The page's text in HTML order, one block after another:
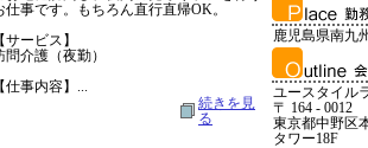
仕事です。もちろん直行直帰OK。
【サービス】
問介護（夜勤）
【仕事内容】...
続きを見
る
鹿児島県南九
ユースタイル
〒 164 - 0012
東京都中野区
タワー18F